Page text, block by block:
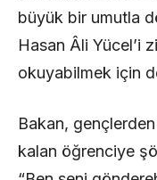
büyük bir umutla
Hasan Âli Yücel’i
okuyabilmek için
Bakan, gençlerden
kalan öğrenciye